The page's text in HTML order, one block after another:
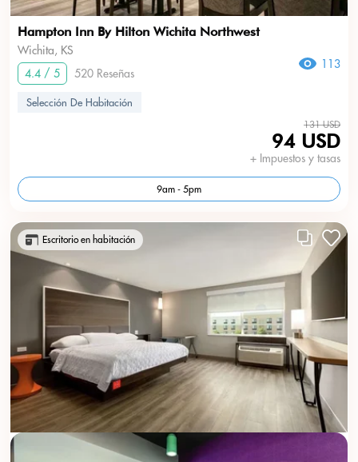
Hampton Inn By Hilton Wichita Northwest
Wichita, KS
4.4 / 5
520 Reseñas
113
Selección De Habitación
131 USD
94 USD
+ Impuestos y tasas
9am - 5pm
Escritorio en habitación